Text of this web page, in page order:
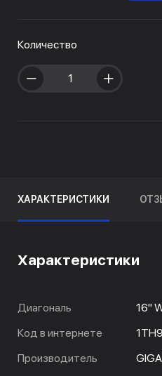
Количество
ХАРАКТЕРИСТИКИ
Характеристики
Диагональ
16"
Код в интернете
Производитель